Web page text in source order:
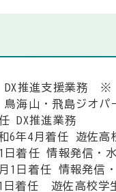
DX推進支援業務 ※
海山・飛島ジオパ
DX推進業務
6年4月着任 遊佐高
着任 情報発信・
1日着任 情報発信
着任 遊佐高校学